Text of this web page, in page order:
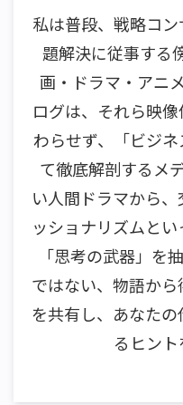
私は普段、戦略コ
題解決に従事する
画・ドラマ・アニ
ログは、それら映
わらせず、「ビジ
て徹底解剖するメ
い人間ドラマから
ッショナリズムと
「思考の武器」を
ではない、物語から
を共有し、あなた
るヒント